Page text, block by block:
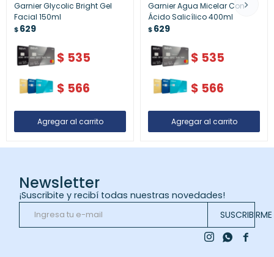
Garnier Glycolic Bright Gel
Facial 150ml
$629
$ 535
$ 566
Garnier Agua Micelar Con
Ácido Salicílico 400ml
$629
$ 535
$ 566
Newsletter
¡Suscribite y recibí todas nuestras novedades!
SUSCRIBIRME

 